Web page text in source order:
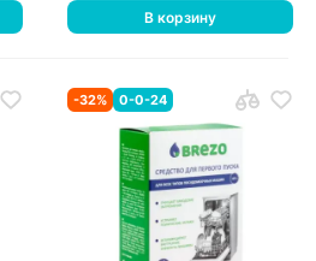
В корзину
-32% 0-0-24